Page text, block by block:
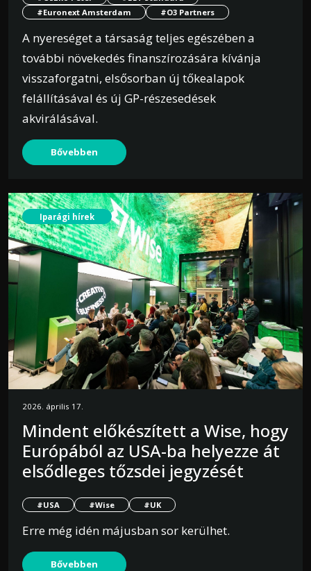
#Euronext Amsterdam
#O3 Partners
A nyereséget a társaság teljes egészében a
további növekedés finanszírozására kívánja
visszaforgatni, elsősorban új tőkealapok
felállításával és új GP-részesedések
akvirálásával.
Bővebben
Iparági hírek
2026. április 17.
Mindent előkészített a Wise, hogy
Európából az USA-ba helyezze át
elsődleges tőzsdei jegyzését
#USA #Wise #UK
Erre még idén májusban sor kerülhet.
Bővebben